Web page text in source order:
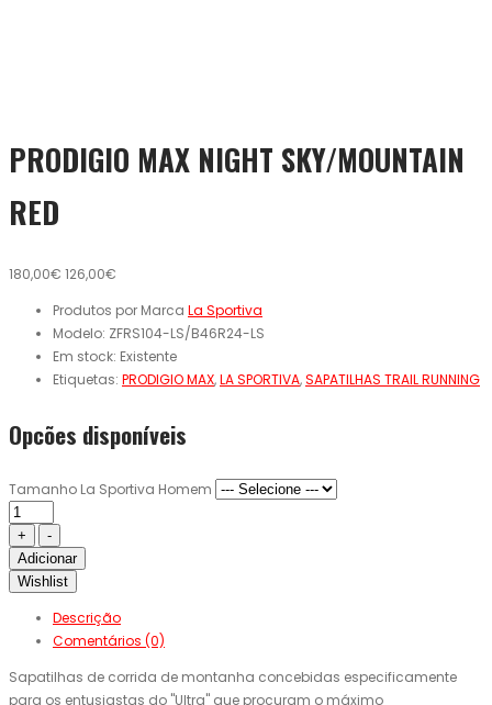
PRODIGIO MAX NIGHT SKY/MOUNTAIN
RED
180,00€ 126,00€
Produtos por Marca La Sportiva
Modelo: ZFRS104-LS/B46R24-LS
Em stock: Existente
Etiquetas: PRODIGIO MAX,LA SPORTIVA,SAPATILHAS TRAIL RUNNING
Opcões disponíveis
Tamanho La Sportiva Homem
Adicionar
Wishlist
Descrição
Comentários (0)
Sapatilhas de corrida de montanha concebidas especificamente
para os entusiastas do "Ultra" que procuram o máximo